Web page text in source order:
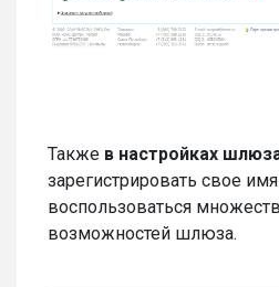
Также в настройках
зарегистрировать свое
воспользоваться
возможностей шлюза.